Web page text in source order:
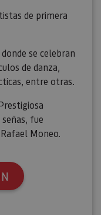
de primera
se celebran
de danza,
entre otras.
fue
Moneo.